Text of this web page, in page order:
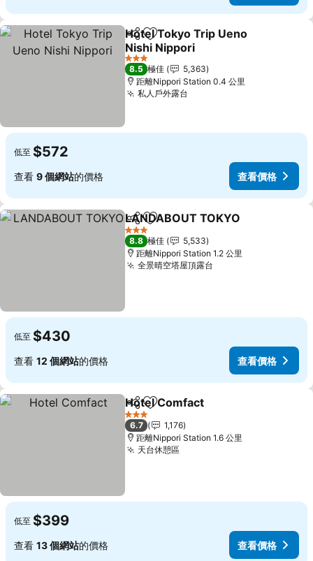
分享 放到收藏夾
Hotel Tokyo Trip Ueno
Nishi Nippori
3 星級
8.5 極佳
5,363
距離Nippori Station 0.4 公里
私人戶外露台
低至 $572
查看 9 個網站的價格 查看價格
分享 放到收藏夾
LANDABOUT TOKYO
3 星級
8.8 極佳
5,533
距離Nippori Station 1.2 公里
全景晴空塔屋頂露台
低至 $430
查看 12 個網站的價格 查看價格
分享 放到收藏夾
Hotel Comfact
3 星級
6.7
1,176
距離Nippori Station 1.6 公里
天台休憩區
低至 $399
查看 13 個網站的價格 查看價格